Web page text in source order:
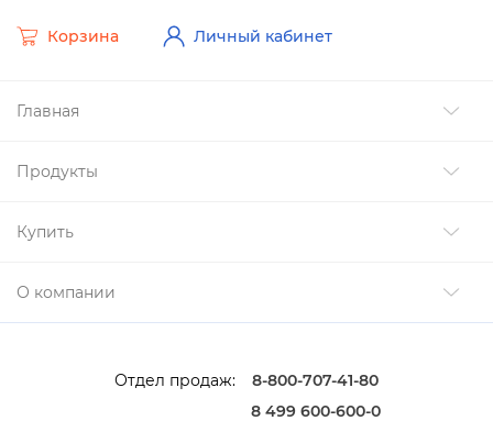
Главная
Продукты
Купить
О компании
Корзина Личный кабинет
Отдел продаж:
8-800-707-41-80
8 499 600-600-0